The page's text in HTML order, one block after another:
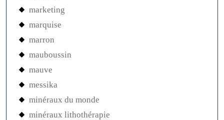
marketing
marquise
marron
mauboussin
mauve
messika
minéraux du monde
minéraux lithothérapie